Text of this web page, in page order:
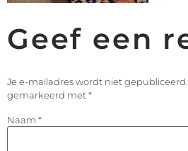
Geef een
Je e-mailadres wordt niet gepubliceerd.
gemarkeerd met*
Naam *